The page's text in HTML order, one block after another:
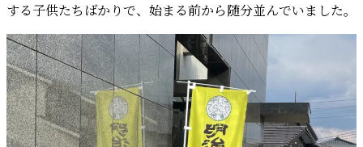
する子供たちばかりで、始まる前から随分並んでいました。